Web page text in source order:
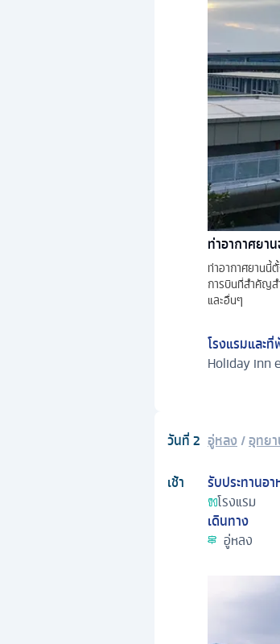
ท่าอากาศยา
ท่าอากาศยานนี้
การบินที่สำคัญส
และอื่นๆ
โรงแรมและ
Holiday inn
วันที่2 อู่หลง/อุทย
เช้า
รับประทานอา
โรงแรม
เดินทาง
อู่หลง